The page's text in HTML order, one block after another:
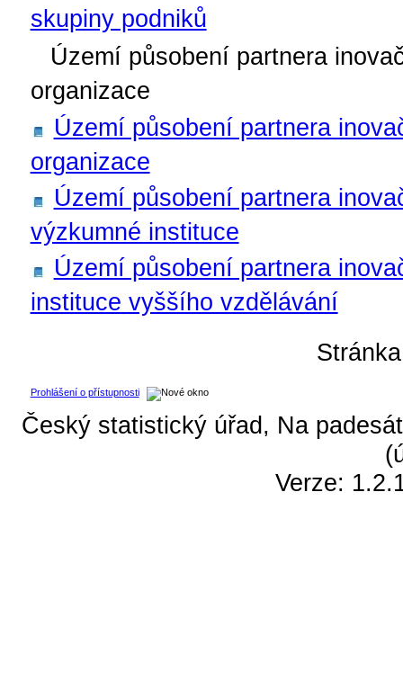
skupiny podniků
Území působení partnera
organizace
Území působení partnera
organizace
Území působení partnera
výzkumné instituce
Území působení partnera
instituce vyššího vzdělávání
Prohlášení o přístupnosti
Český statistický úřad, Na
Verze: